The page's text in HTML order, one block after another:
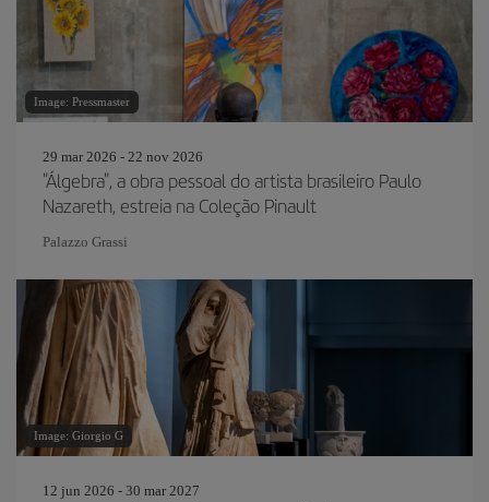
Image: Pressmaster
29 mar 2026 - 22 nov 2026
"Álgebra", a obra pessoal do artista brasileiro Paulo
Nazareth, estreia na Coleção Pinault
Palazzo Grassi
Image: Giorgio G
12 jun 2026 - 30 mar 2027